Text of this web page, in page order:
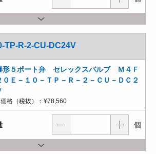
TP-R-2-CU-DC24V
形５ポート弁 セレックスバルブ Ｍ４Ｆ
０Ｅ－１０－ＴＰ－Ｒ－２－ＣＵ－ＤＣ２
格（税抜）： ¥78,560
個